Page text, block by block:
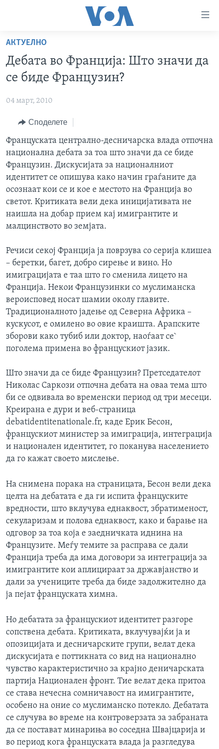
пристапност
Премини
на
главната
Премини
за
навигација
Пребарувај
ДОМА
РУБРИКИ
МАКЕДОНИЈА
СВЕТ
ЕКОНОМИЈА
ПОЛИТИКА
ЗДРАВЈЕ
НАУКА
УМЕТНОСТ И ЗАБАВА
ИНТЕРВЈУА
ФОТОГАЛЕРИИ
ДОКУМЕНТАРЦИ
АРХИВИРАНА ПРОГРАМА
NEWSFLASH - АРХИВА
ВЕСТИ ОД САД ВО МИНУТА - АРХИВА
ИЗБОРИ ВО САД 2020 - АРХИВА
ЗА НАС
Learning English
НАКУСО...
АКТУЕЛНО
Дебата во Франција: Што значи да
се биде Французин?
04 март, 2010
Споделете
Француската централно-десничарска влада отпочна
национална дебата за тоа што значи да се биде
Французин. Дискусијата за националниот
идентитет се опишува како начин граѓаните да
осознаат кои се и кое е местото на Франција во
светот. Критиката вели дека иницијативата не
наишла на добар прием кај имигрантите и
малцинството во земјата.
Речиси секој Франција ја поврзува со серија клишеа
– беретки, багет, добро сирење и вино. Но
имиграцијата е таа што го сменила лицето на
Франција. Некои Французинки со муслиманска
вероисповед носат шамии околу главите.
Традиционалното јадење од Северна Африка –
кускусот, е омилено во овие краишта. Арапските
зборови како тубиб или доктор, наоѓаат се`
поголема примена во францускиот јазик.
Што значи да се биде Французин? Претседателот
Николас Саркози отпочна дебата на оваа тема што
би се одвивала во временски период од три месеци.
Креирана е дури и веб-страница
debatidentitenationale.fr, каде Ерик Бесон,
францускиот министер за имиграција, интеграција
и национален идентитет, го поканува населението
да го кажат своето мислење.
На снимена порака на страницата, Бесон вели дека
целта на дебатата е да ги испита француските
вредности, што вклучува еднаквост, збратименост,
секуларизам и полова еднаквост, како и барање на
одговор за тоа која е заедничката иднина на
Французите. Меѓу темите за расправа се дали
Франција треба да има договори за интеграција за
имигрантите кои аплицираат за државјанство и
дали за учениците треба да биде задолжително да
ја пејат француската химна.
Но дебатата за францускиот идентитет разгоре
сопствена дебата. Критиката, вклучувајќи ја и
опозицијата и десничарските групи, велат дека
дискусијата е поттикната со вид на национално
чувство карактеристично за крајно деничарската
партија Национален фронт. Тие велат дека притоа
се става нечесна сомничавост на имигрантите,
особено на оние со муслиманско потекло. Дебатата
се случува во време на контроверзата за забраната
да се постават минариња во соседна Швајцарија и
во период кога француската влада ја разгледува